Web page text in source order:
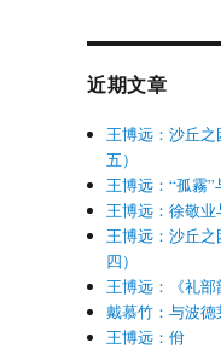
近期文章
王博远：沙丘
五）
王博远：“孤霧”
王博远：徐敬业
王博远：沙丘
四）
王博远：《礼部
戴慕竹：与波德
王博远：佾